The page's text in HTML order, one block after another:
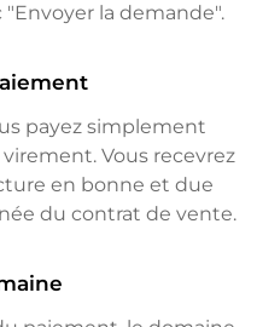
"Envoyer la demande".
payez simplement
Vous recevrez
en bonne et due
du contrat de vente.